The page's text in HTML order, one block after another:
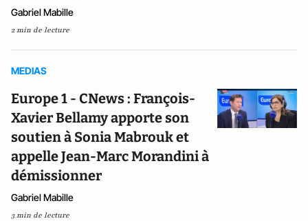
Gabriel Mabille
2 min de lecture
MEDIAS
Europe 1 - CNews : François-
Xavier Bellamy apporte son
soutien à Sonia Mabrouk et
appelle Jean-Marc Morandini à
démissionner
Gabriel Mabille
3 min de lecture